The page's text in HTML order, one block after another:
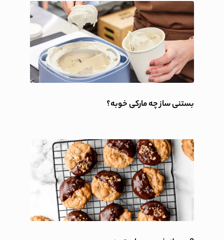
بستنی ساز چه مارکی خوبه؟